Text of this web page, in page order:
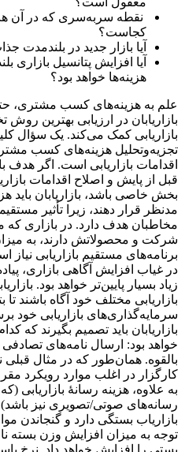
نقطه سربه‌سری که در آن
کجاست؟
آیا بازار جدید در بلندمدت
آیا افزایش پتانسیل بازاری
هزینه‌ها خواهد بود؟
علم به هزینه‌های کسب مشتری،
بازاریابان در ارزیابی بهترین
بازاریابی کمک می‌کند. یک سؤال
تجزیه‌وتحلیل هزینه‌های کسب
اقدامات بازاریابی است. اگر هدف
قبل از پایش و اصلاح اقدامات
بخش خاصی باشد، بازاریابان باید
مدنظر قرار دهند، زیرا تأثیر
مخاطبان هدف دارد. در بازاری
شرکت و محصولاتش دارند، به
برنامه‌های مستقیم بازاریابی نیاز
در غیاب افزایش آگاهی بازاری،
زیاد بسیار پایین‌تر خواهد بود.
بازاریابی مختلف خود آگاه باشند تا
سرمایه‌گذاری‌های بازاریابی خود
بازاریابان باید تصمیم بگیرند که
خواهد بود: ارسال نامه‌های
بالقوه. همان‌طور که در مثال
کارگزار در اغلب موارد رویکرد
به علاوه، هزینه رسانۀ بازاریابی
رسانه‌های صوتی/تصویری نیز
بازاریاب بستگی دارد و گنجاندن
توجه به میزان افزایش وزن بسته